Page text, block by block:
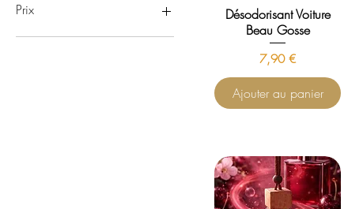
Prix
Désodorisant Voiture
Beau Gosse
Prix
7,90 €
Ajouter au panier